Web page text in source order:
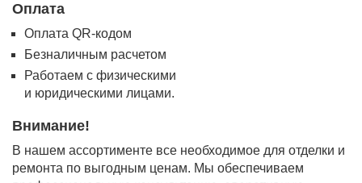
Оплата
Оплата QR-кодом
Безналичным расчетом
Работаем с физическими
и юридическими лицами.
Внимание!
В нашем ассортименте все необходимое для отделки и
ремонта по выгодным ценам. Мы обеспечиваем